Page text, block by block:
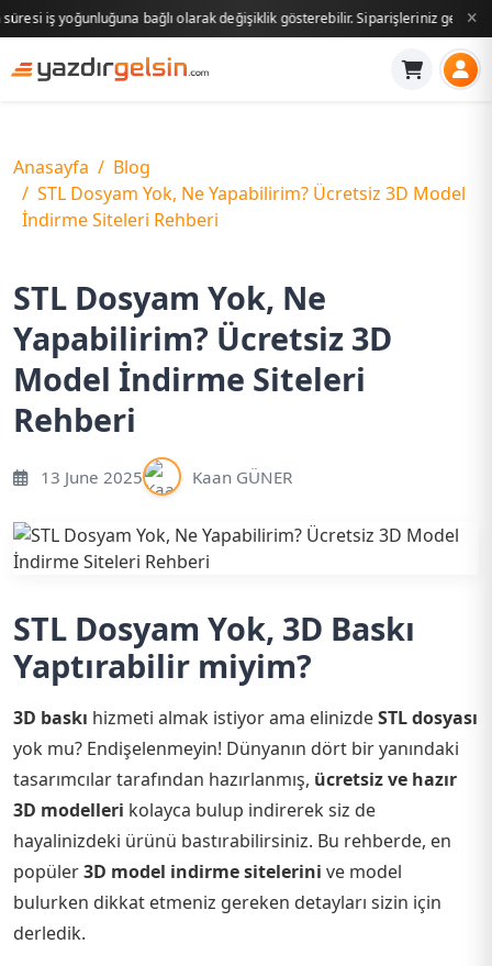
bağlı olarak değişiklik gösterebilir. Siparişleriniz genellikle 1–3 iş günü
Anasayfa
Blog
STL Dosyam Yok, Ne Yapabilirim? Ücretsiz 3D Model
İndirme Siteleri Rehberi
STL Dosyam Yok, Ne
Yapabilirim? Ücretsiz 3D
Model İndirme Siteleri
Rehberi
13 June 2025 Kaan GÜNER
STL Dosyam Yok, 3D Baskı
Yaptırabilir miyim?
3D baskı hizmeti almak istiyor ama elinizdeSTL dosyası
yok mu? Endişelenmeyin! Dünyanın dört bir yanındaki
tasarımcılar tarafından hazırlanmış, ücretsiz ve hazır
3D modelleri kolayca bulup indirerek siz de
hayalinizdeki ürünü bastırabilirsiniz. Bu rehberde, en
popüler3D model indirme sitelerini ve model
bulurken dikkat etmeniz gereken detayları sizin için
derledik.